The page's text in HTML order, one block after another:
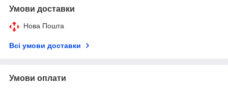
Умови доставки
Нова Пошта
Всі умови доставки
Умови оплати